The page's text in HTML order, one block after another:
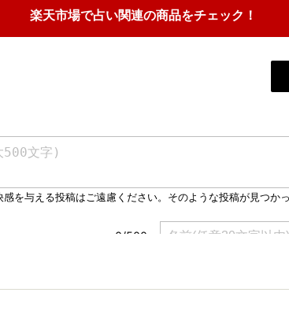
楽天市場で占い関連の商品をチェック！